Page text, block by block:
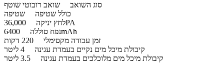
סוג השואב שואב רובוטי שוטף
כולל שטיפה שטיפה
לחץ יניקה36,000PA
נפח סוללה6400mAh
זמן עבודה מקסימלי
קיבולת מיכל מים נקיים בעמדת עגינה
קיבולת מיכל מים מלוכלכים בעמדת עגינה